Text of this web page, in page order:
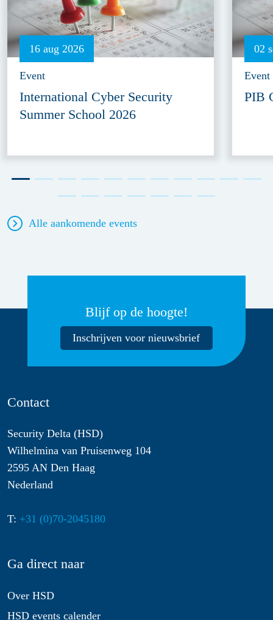
16 aug 2026
Event
International Cyber Security
Summer School 2026
02
Event
PIB
Alle aankomende events
Blijf op de hoogte!
Inschrijven voor nieuwsbrief
Contact
Security Delta (HSD)
Wilhelmina van Pruisenweg 104
2595 AN Den Haag
Nederland
T: +31 (0)70-2045180
Ga direct naar
Over HSD
HSD events calender